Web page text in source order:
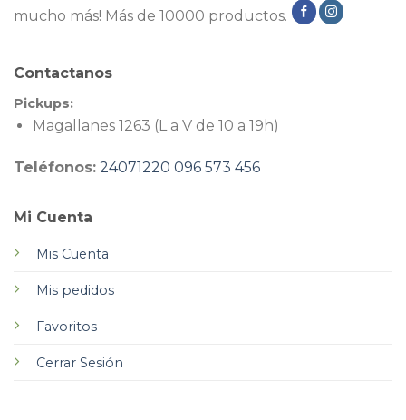
mucho más! Más de 10000 productos.
Mi Cuenta
Mis Cuenta
Mis pedidos
Favoritos
Cerrar Sesión
Contactanos
Pickups:
Magallanes 1263 (L a V de 10 a 19h)
Teléfonos: 24071220 096 573 456